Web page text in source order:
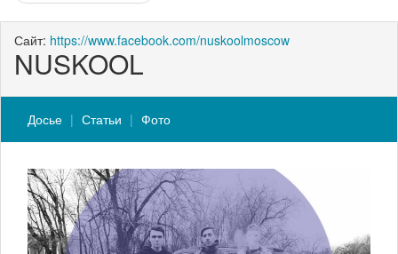
Сайт: https://www.facebook.com/nuskoolmoscow
NUSKOOL
Досье Статьи Фото